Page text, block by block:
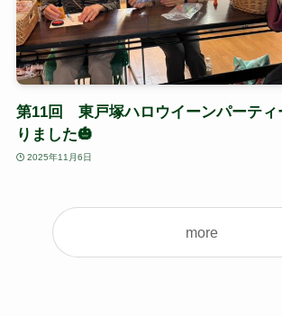
第11回 東戸塚ハロウイーンパーティ
りました🎃
2025年11月6日
more